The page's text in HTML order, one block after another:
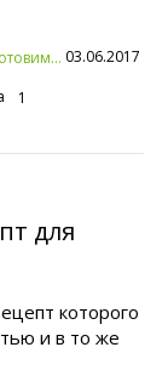
03.06.2017
1
для
которого
и в то же